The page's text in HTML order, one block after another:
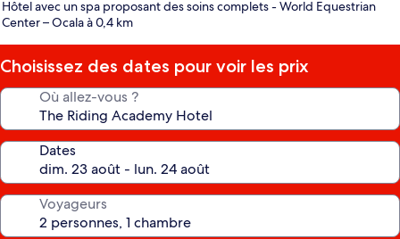
2.5 étoiles
Hôtel avec un spa proposant des soins complets - World Equestrian
Center – Ocala à 0,4 km
Choisissez des dates pour voir les prix
Où allez-vous ?
Dates
Voyageurs